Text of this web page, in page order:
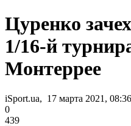
Цуренко
1/16-й
Монтеррее
iSport.ua, 17 марта 2021, 08:36
0
439